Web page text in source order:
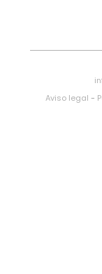
Aviso legal -